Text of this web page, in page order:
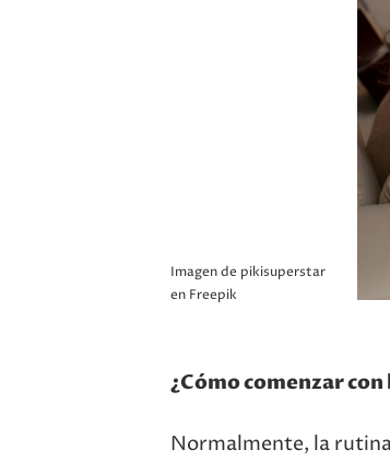
Imagen de pikisuperstar
en Freepik
¿Cómo comenzar
Normalmente, la